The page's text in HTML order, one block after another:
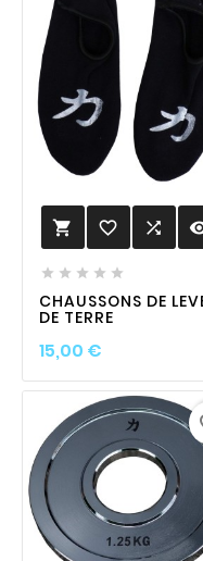
 favorite_border 
    
CHAUSSONS DE
DE TERRE
15,00 €Prix